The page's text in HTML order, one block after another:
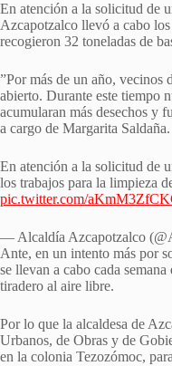
En atención a la solicitud de
Azcapotzalco llevó a cabo
recogieron 32 toneladas de
”Por más de un año, vecinos
abierto. Durante este tiempo
acumularan más desechos y
a cargo de Margarita Saldaña.
En atención a la solicitud de
los trabajos para la limpieza
pic.twitter.com/
— Alcaldía Azcapotzalco
Ante, en un intento más por
se llevan a cabo cada
tiradero al aire libre.
Por lo que la alcaldesa de
Urbanos, de Obras y de
en la colonia Tezozómoc,